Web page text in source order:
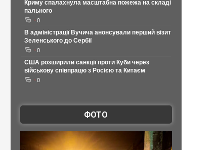
Криму спалахнула масштабна пожежа на складі
пального
0
В адміністрації Вучича анонсували перший візит
Зеленського до Сербії
0
США розширили санкції проти Куби через
військову співпрацю з Росією та Китаєм
0
ФОТО